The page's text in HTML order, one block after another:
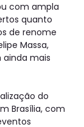
com ampla
quanto
de renome
Massa,
ainda mais
do
Brasília, com